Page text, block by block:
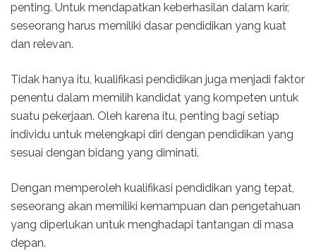
penting. Untuk mendapatkan keberhasilan dalam karir,
seseorang harus memiliki dasar pendidikan yang kuat
dan relevan.
Tidak hanya itu, kualifikasi pendidikan juga menjadi faktor
penentu dalam memilih kandidat yang kompeten untuk
suatu pekerjaan. Oleh karena itu, penting bagi setiap
individu untuk melengkapi diri dengan pendidikan yang
sesuai dengan bidang yang diminati.
Dengan memperoleh kualifikasi pendidikan yang tepat,
seseorang akan memiliki kemampuan dan pengetahuan
yang diperlukan untuk menghadapi tantangan di masa
depan.